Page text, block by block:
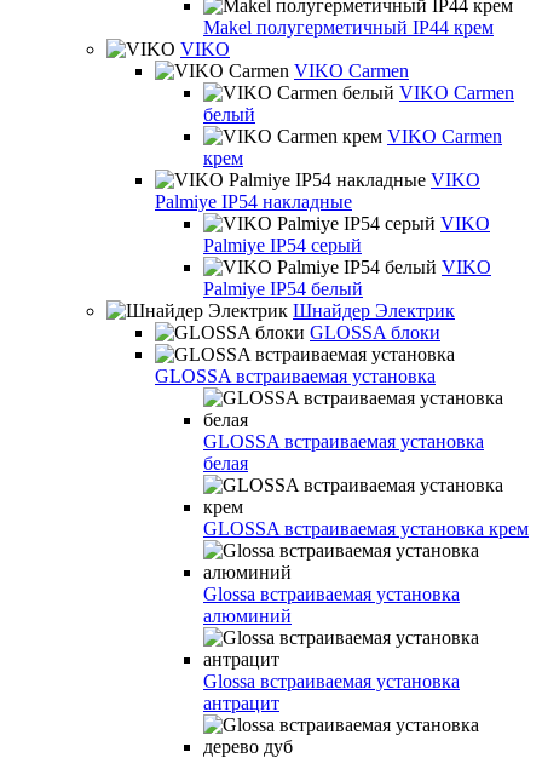
Makel полугерметичный IP44 крем
VIKO
VIKO Carmen
VIKO Carmen
белый
VIKO Carmen
крем
VIKO
Palmiye IP54 накладные
VIKO
Palmiye IP54 серый
VIKO
Palmiye IP54 белый
Шнайдер Электрик
GLOSSA блоки
GLOSSA встраиваемая установка
GLOSSA встраиваемая установка
белая
GLOSSA встраиваемая установка крем
Glossa встраиваемая установка
алюминий
Glossa встраиваемая установка
антрацит